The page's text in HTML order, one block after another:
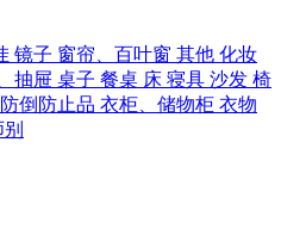
镜子 窗帘、百叶窗 其他 化妆
抽屉 桌子 餐桌 床 寝具 沙发 椅
倒防止品 衣柜、储物柜 衣物